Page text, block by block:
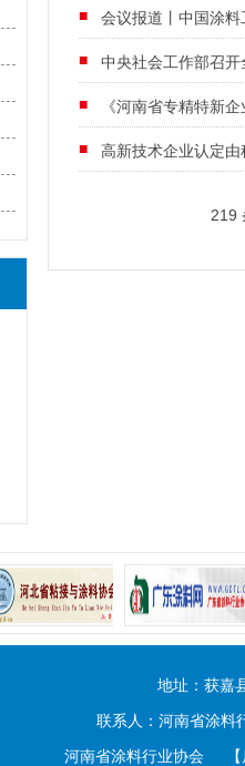
会议报道丨中国涂
中央社会工作部召
《河南省专精特新
高新技术企业认定
219
地址：获嘉
联系人：河南省涂
河南省涂料行业协会